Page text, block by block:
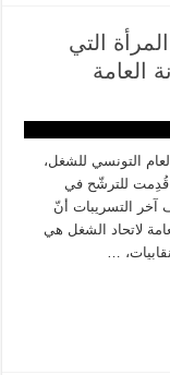
المرأة التي
العامة
التونسي للشغل،
قُدِمت للترشّح في
آخر التسريبات أنّ
لاتحاد الشغل هي
…